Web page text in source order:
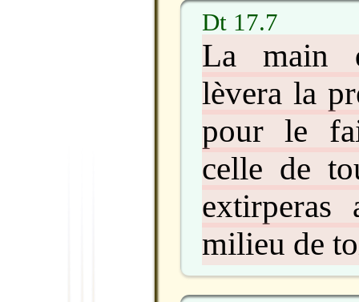
Dt 17.7
La main
lèvera la
pour le
celle de
milieu de